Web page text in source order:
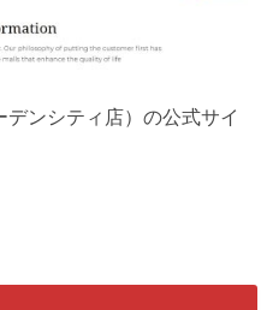
ンシティ店）の公式サイ